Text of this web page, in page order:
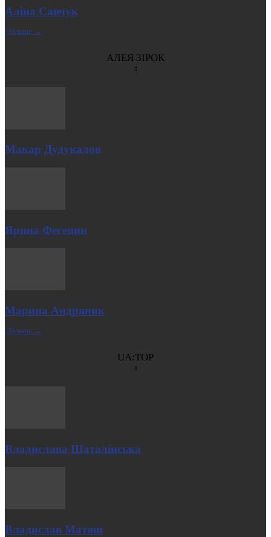
Аліна Савчук
| Більше →
АЛЕЯ ЗІРОК
Макар Дудукалов
Ярина Фегецин
Марина Андряник
| Більше →
UA:TOP
Владислава Шаталінська
Владислав Матяш